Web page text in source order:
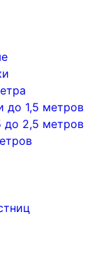
до 1,5 метров
до 2,5 метров